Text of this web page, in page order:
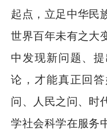
起点，立足中华民
世界百年未有之大
中发现新问题、
论，才能真正回
问、人民之问、时
学社会科学在服务